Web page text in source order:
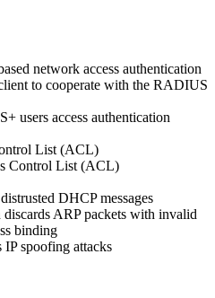
network access authentication
to cooperate with the RADIUS
users access authentication
List (ACL)
Control List (ACL)
DHCP messages
ARP packets with invalid
binding
IP spoofing attacks